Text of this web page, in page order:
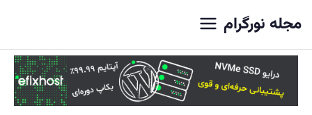
مجله نورگرام